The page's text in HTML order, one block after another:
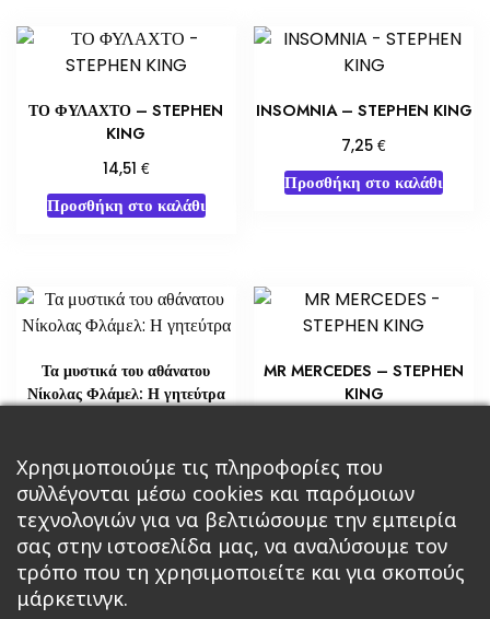
ΤΟ ΦΥΛΑΧΤΟ – STEPHEN
KING
14,51 €
Προσθήκη στο καλάθι
INSOMNIA – STEPHEN KING
7,25€
Προσθήκη στο καλάθι
Τα μυστικά του αθάνατου
Νίκολας Φλάμελ: Η γητεύτρα
Διαβάστε περισσότερα
MR MERCEDES – STEPHEN
KING
Προσθήκη στο καλάθι
Χρησιμοποιούμε τις πληροφορίες που
συλλέγονται μέσω cookies και παρόμοιων
τεχνολογιών για να βελτιώσουμε την εμπειρία
σας στην ιστοσελίδα μας, να αναλύσουμε τον
τρόπο που τη χρησιμοποιείτε και για σκοπούς
μάρκετινγκ.